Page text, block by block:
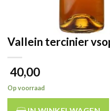
Vallein tercinier
40,00
Op voorraad